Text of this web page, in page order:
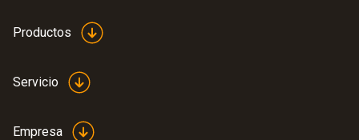
Productos
Servicio
Empresa